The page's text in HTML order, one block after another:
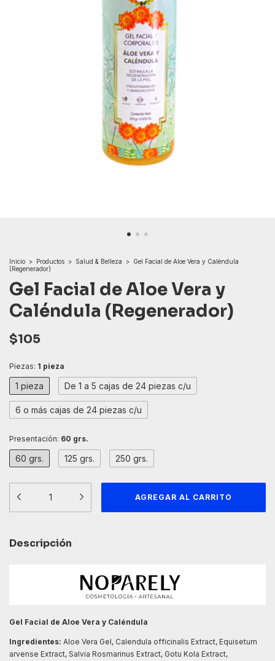
Inicio > Productos > Salud & Belleza > Gel Facial de Aloe Vera y Caléndula
(Regenerador)
Gel Facial de Aloe Vera y
Caléndula (Regenerador)
$105
Piezas: 1 pieza
1 pieza De 1 a 5 cajas de 24 piezas c/u
6 o más cajas de 24 piezas c/u
Presentación: 60 grs.
60 grs. 125 grs. 250 grs.
Descripción
Gel Facial de Aloe Vera y Caléndula
Ingredientes: Aloe Vera Gel, Calendula officinalis Extract, Equisetum
arvense Extract, Salvia Rosmarinus Extract, Gotu Kola Extract,